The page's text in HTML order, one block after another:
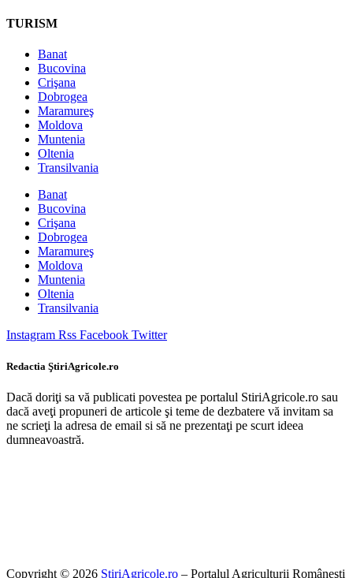
TURISM
Banat
Bucovina
Crişana
Dobrogea
Maramureş
Moldova
Muntenia
Oltenia
Transilvania
Banat
Bucovina
Crişana
Dobrogea
Maramureş
Moldova
Muntenia
Oltenia
Transilvania
Instagram Rss Facebook Twitter
Redactia ŞtiriAgricole.ro
Dacă doriţi sa vă publicati povestea pe portalul StiriAgricole.ro sau
dacă aveţi propuneri de articole şi teme de dezbatere vă invitam sa
ne scrieţi la adresa de email si să ne prezentaţi pe scurt ideea
dumneavoastră.
Copyright © 2026 StiriAgricole.ro – Portalul Agriculturii Româneşti